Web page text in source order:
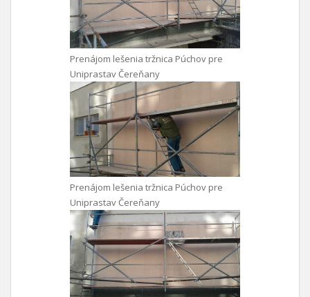
Prenájom lešenia tržnica Púchov pre
Uniprastav Čereňany
Prenájom lešenia tržnica Púchov pre
Uniprastav Čereňany